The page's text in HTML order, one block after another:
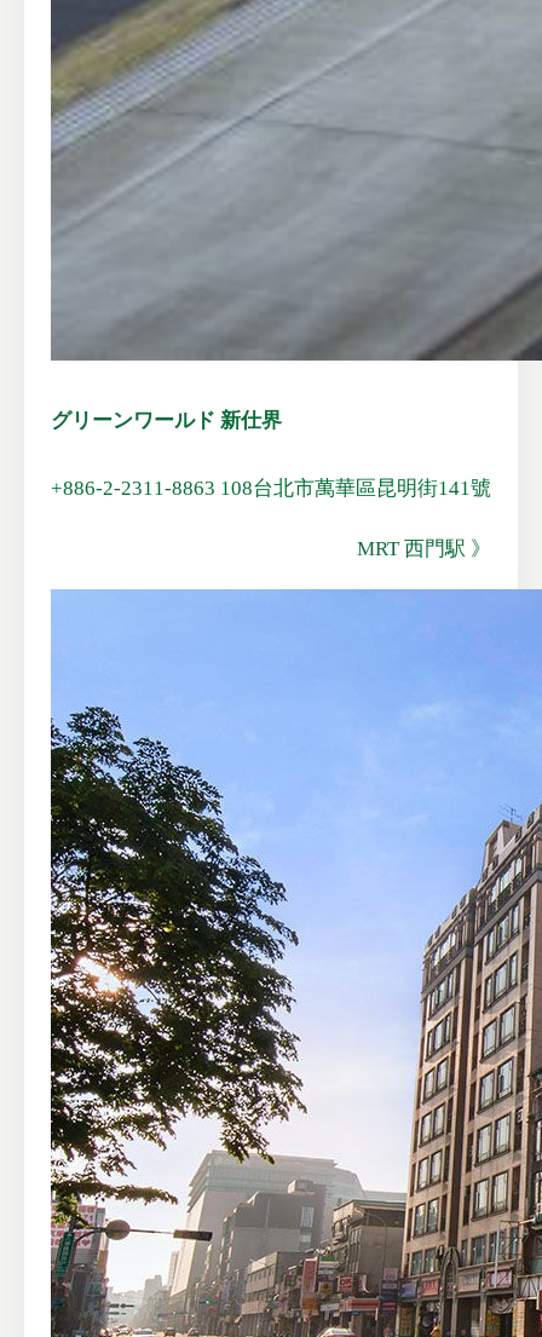
グリーンワールド 新仕界
+886-2-2311-8863 108台北市萬華區昆明街141號
MRT 西門駅 》